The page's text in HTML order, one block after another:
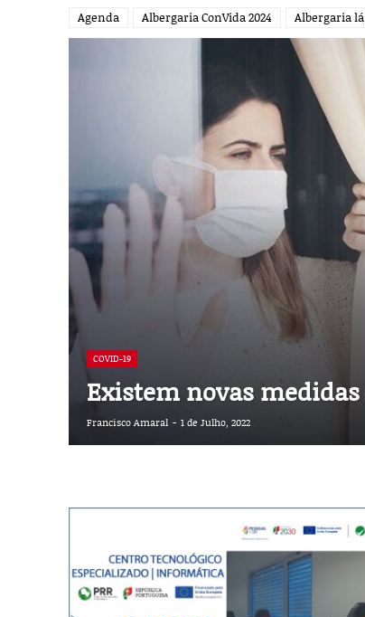
Agenda Albergaria ConVida 2024 Albergaria
COVID-19
Existem novas
Francisco Amaral - 1 de Julho, 2022